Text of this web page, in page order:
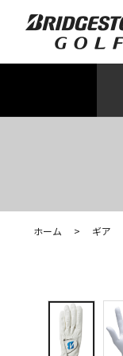
ホーム > ギア